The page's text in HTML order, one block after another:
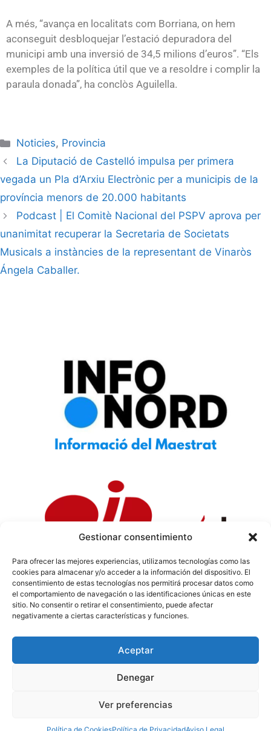
Gestionar consentimiento
Para ofrecer las mejores experiencias, utilizamos tecnologías como las
cookies para almacenar y/o acceder a la información del dispositivo. El
consentimiento de estas tecnologías nos permitirá procesar datos como
el comportamiento de navegación o las identificaciones únicas en este
sitio. No consentir o retirar el consentimiento, puede afectar
negativamente a ciertas características y funciones.
Aceptar
Denegar
Ver preferencias
A més, “avança en localitats com Borriana, on hem
aconseguit desbloquejar l’estació depuradora del
municipi amb una inversió de 34,5 milions d’euros”. “Els
exemples de la política útil que ve a resoldre i complir la
paraula donada”, ha conclòs Aguilella.
Noticies, Provincia
La Diputació de Castelló impulsa per primera
vegada un Pla d’Arxiu Electrònic per a municipis de la
província menors de 20.000 habitants
Podcast | El Comitè Nacional del PSPV aprova per
unanimitat recuperar la Secretaria de Societats
Musicals a instàncies de la representant de Vinaròs
Ángela Caballer.
Política de Privacidad| Política de Cookies|Aviso
Legal|Codi ètic|Tarifes de Publicitat